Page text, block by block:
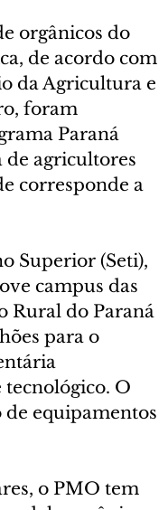
orgânicos do
de acordo com
da Agricultura e
foram
Paraná
de agricultores
corresponde a
Superior (Seti),
campus das
Rural do Paraná
para o
O
equipamentos
o PMO tem